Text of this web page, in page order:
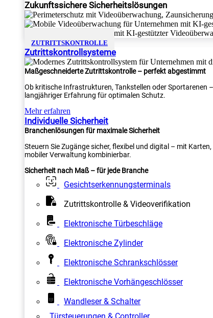
Zukunftssichere Sicherheitslösungen
ZUTRITTSKONTROLLE
Zutrittskontrollsysteme
Maßgeschneiderte Zutrittskontrolle – perfekt abgestimmt
Ob kritische Infrastrukturen, Tankstellen oder Sportarenen
langjähriger Erfahrung für optimalen Schutz.
Mehr erfahren
Individuelle Sicherheit
Branchenlösungen für maximale Sicherheit
Steuern Sie Zugänge sicher, flexibel und digital – mit
mobiler Verwaltung kombinierbar.
Sicherheit nach Maß – für jede Branche
Gesichtserkennungsterminals
Zutrittskontrolle & Videoverifikation
Elektronische Türbeschläge
Elektronische Zylinder
Elektronische Schrankschlösser
Elektronische Vorhängeschlösser
Wandleser & Schalter